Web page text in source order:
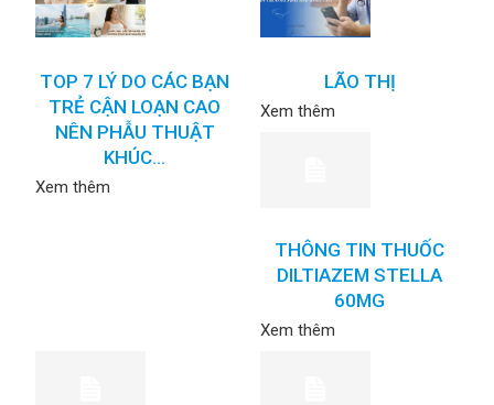
TOP 7 LÝ DO CÁC BẠN
TRẺ CẬN LOẠN CAO
NÊN PHẪU THUẬT
KHÚC...
Xem thêm
LÃO THỊ
Xem thêm
THÔNG TIN THUỐC
DILTIAZEM STELLA
60MG
Xem thêm